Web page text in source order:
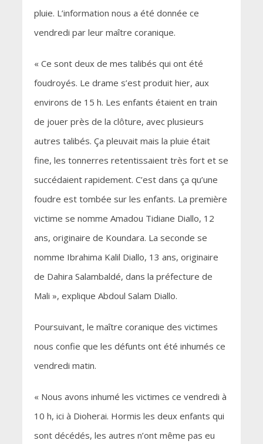
pluie. L’information nous a été donnée ce
vendredi par leur maître coranique.
« Ce sont deux de mes talibés qui ont été
foudroyés. Le drame s’est produit hier, aux
environs de 15 h. Les enfants étaient en train
de jouer près de la clôture, avec plusieurs
autres talibés. Ça pleuvait mais la pluie était
fine, les tonnerres retentissaient très fort et se
succédaient rapidement. C’est dans ça qu’une
foudre est tombée sur les enfants. La première
victime se nomme Amadou Tidiane Diallo, 12
ans, originaire de Koundara. La seconde se
nomme Ibrahima Kalil Diallo, 13 ans, originaire
de Dahira Salambaldé, dans la préfecture de
Mali », explique Abdoul Salam Diallo.
Poursuivant, le maître coranique des victimes
nous confie que les défunts ont été inhumés ce
vendredi matin.
« Nous avons inhumé les victimes ce vendredi à
10 h, ici à Dioherai. Hormis les deux enfants qui
sont décédés, les autres n’ont même pas eu